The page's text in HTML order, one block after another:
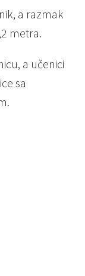
a razmak
metra.
a učenici
sa